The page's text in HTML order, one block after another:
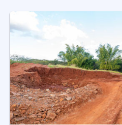
JARAGUARI (MS)
Prefeitura cava
aterra lotes privados